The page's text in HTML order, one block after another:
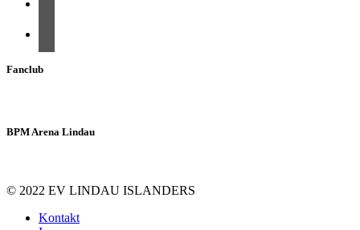
Fanclub
BPM Arena Lindau
© 2022 EV LINDAU ISLANDERS
Kontakt